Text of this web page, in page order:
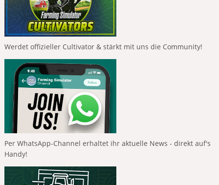
Werdet offizieller Cultivator & stärkt mit uns die Community!
Per WhatsApp-Channel erhaltet ihr aktuelle News - direkt auf's
Handy!